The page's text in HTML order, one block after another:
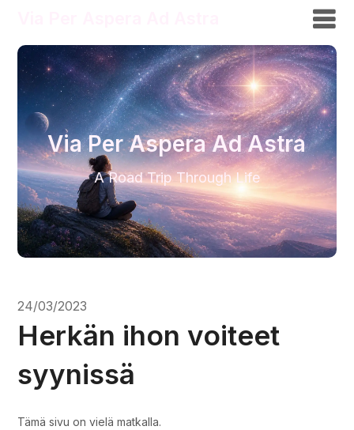
Via Per Aspera Ad Astra
A Road Trip Through Life
24/03/2023
Herkän ihon voiteet
syynissä
Tämä sivu on vielä matkalla.